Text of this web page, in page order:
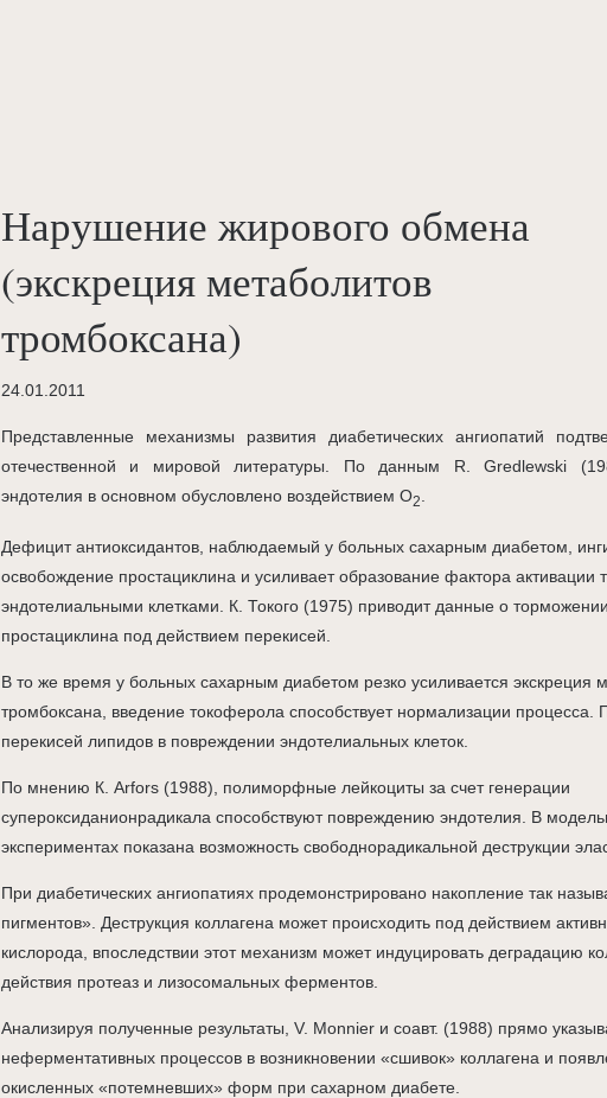
Нарушение жирового обмена
(экскреция метаболитов
тромбоксана)
24.01.2011
Представленные механизмы развития диабетических ангиопатий
отечественной и мировой литературы. По данным R. Gredlewski
эндотелия в основном обусловлено воздействием O2
Дефицит антиоксидантов, наблюдаемый у больных сахарным диабетом,
освобождение простациклина и усиливает образование фактора активации
эндотелиальными клетками. К. Токого (1975) приводит данные о
простациклина под действием перекисей.
В то же время у больных сахарным диабетом резко усиливается экскреция
тромбоксана, введение токоферола способствует нормализации процесса.
перекисей липидов в повреждении эндотелиальных клеток.
По мнению К. Arfors (1988), полиморфные лейкоциты за счет генерации
супероксиданионрадикала способствуют повреждению эндотелия. В
экспериментах показана возможность свободнорадикальной деструкции
При диабетических ангиопатиях продемонстрировано накопление так
пигментов». Деструкция коллагена может происходить под действием
кислорода, впоследствии этот механизм может индуцировать деградацию
действия протеаз и лизосомальных ферментов.
Анализируя полученные результаты, V. Monnier и соавт. (1988) прямо
неферментативных процессов в возникновении «сшивок» коллагена и
окисленных «потемневших» форм при сахарном диабете.